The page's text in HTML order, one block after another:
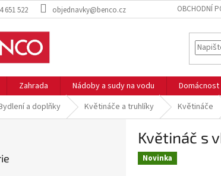
651 522 objednavky@benco.cz OBCHODNÍ
Zahrada Nádoby a sudy na vodu Domácnost
a doplňky Květináče a truhlíky Květináče
Květináč s
Novinka